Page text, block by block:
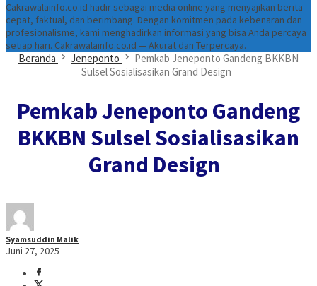
Cakrawalainfo.co.id hadir sebagai media online yang menyajikan berita
cepat, faktual, dan berimbang. Dengan komitmen pada kebenaran dan
profesionalisme, kami menghadirkan informasi yang bisa Anda percaya
setiap hari. Cakrawalainfo.co.id — Akurat dan Terpercaya.
Beranda Jeneponto
Pemkab Jeneponto Gandeng BKKBN
Sulsel Sosialisasikan Grand Design ‎
Pemkab Jeneponto Gandeng
BKKBN Sulsel Sosialisasikan
Grand Design ‎
Syamsuddin Malik
Juni 27, 2025